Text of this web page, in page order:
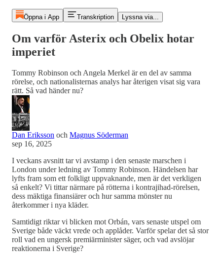
Öppna i App Transkription Lyssna via...
Om varför Asterix och Obelix hotar
imperiet
Tommy Robinson och Angela Merkel är en del av samma
rörelse, och nationalisternas analys har återigen visat sig vara
rätt. Så vad händer nu?
Dan Eriksson och Magnus Söderman
sep 16, 2025
I veckans avsnitt tar vi avstamp i den senaste marschen i
London under ledning av Tommy Robinson. Händelsen har
lyfts fram som ett folkligt uppvaknande, men är det verkligen
så enkelt? Vi tittar närmare på rötterna i kontrajihad-rörelsen,
dess mäktiga finansiärer och hur samma mönster nu
återkommer i nya kläder.
Samtidigt riktar vi blicken mot Orbán, vars senaste utspel om
Sverige både väckt vrede och applåder. Varför spelar det så stor
roll vad en ungersk premiärminister säger, och vad avslöjar
reaktionerna i Sverige?